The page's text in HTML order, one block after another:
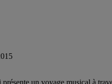
présente un voyage musical à